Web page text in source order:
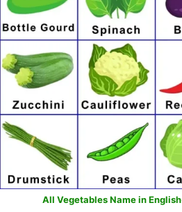
All Vegetables Name in